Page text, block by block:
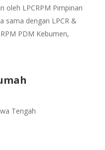
oleh LPCRPM Pimpinan
sama dengan LPCR &
PDM Kebumen,
Tengah